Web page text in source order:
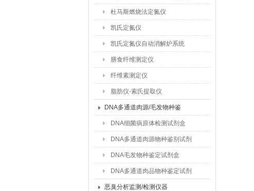
成分分析仪
杜马斯燃烧法定氮仪
凯氏定氮仪
凯氏定氮仪自动消解炉系统
膳食纤维测定仪
纤维素测定仪
脂肪仪-索氏提取仪
DNA多通道肉源/毛发物种鉴
别试剂盒
DNA细菌病原体检测试剂盒
DNA多通道肉源物种鉴别试剂
盒
DNA毛发物种鉴定试剂盒
DNA多通道肉品物种鉴定试剂
盒
恶臭分析监测/检测仪器